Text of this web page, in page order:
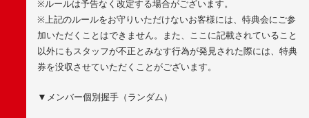
※ ルールは予告なく改定する場合がございます。
※ 上記のルールをお守りいただけないお客様には、特典会にご参
加いただくことはできません。また、ここに記載されていること
以外にもスタッフが不正とみなす行為が発見された際には、特典
券を没収させていただくことがございます。
▼ メンバー個別握手（ランダム）